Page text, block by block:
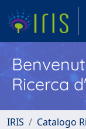
Ricerca
IRIS Catalogo